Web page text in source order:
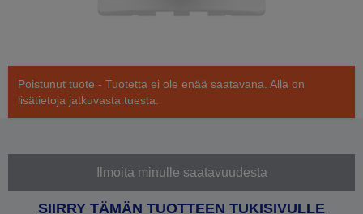
Poistunut tuote - Tuotetta ei ole enää saatavana. Alla on
lisätietoja jatkuvasta tuesta.
Ilmoita minulle saatavuudesta
SIIRRY TÄMÄN TUOTTEEN TUKISIVULLE